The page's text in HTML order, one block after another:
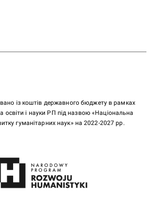
із коштів державного бюджету в рамках
освіти і науки РП під назвою «Національна
гуманітарних наук» на 2022-2027 рр.